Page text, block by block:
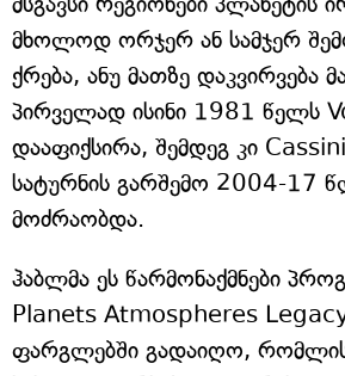
მხოლოდ ორჯერ ან სამჯერ
ქრება, ანუ მათზე დაკვირვება
პირველად ისინი 1981 წელს
დააფიქსირა, შემდეგ კი
სატურნის გარშემო 2004-17
მოძრაობდა.
ჰაბლმა ეს წარმონაქმნები
Planets Atmospheres
ფარგლებში გადაიღო, რომლის